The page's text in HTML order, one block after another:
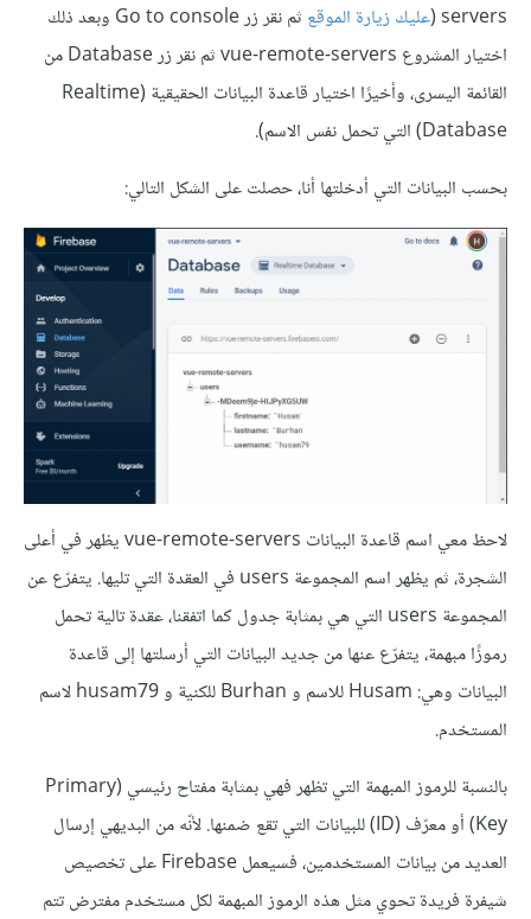
servers ( عليك زيارة الموقع
ثم نقر زر Go to console وبعد ذلك
اختيار المشروع vue-remote-servers ثم نقر زر Database من
القائمة اليسرى، وأخيرًا اختيار قاعدة البيانات الحقيقية (Realtime
Database) التي تحمل نفس الاسم).
بحسب البيانات التي أدخلتها أنا، حصلت على الشكل التالي:
لاحظ معي اسم قاعدة البيانات vue-remote-servers يظهر في أعلى
الشجرة، ثم يظهر اسم المجموعة users في العقدة التي تليها. يتفرّع عن
المجموعة users التي هي بمثابة جدول كما اتفقنا، عقدة تالية تحمل
رموزًا مبهمة، يتفرّع عنها من جديد البيانات التي أرسلتها إلى قاعدة
البيانات وهي: Husam للاسم و Burhan للكنية و husam79 لاسم
المستخدم.
بالنسبة للرموز المبهمة التي تظهر فهي بمثابة مفتاح رئيسي (Primary
Key) أو معرّف (ID) للبيانات التي تقع ضمنها. لأنّه من البديهي إرسال
العديد من بيانات المستخدمين، فسيعمل Firebase على تخصيص
شيفرة فريدة تحوي مثل هذه الرموز المبهمة لكل مستخدم مفترض تتم